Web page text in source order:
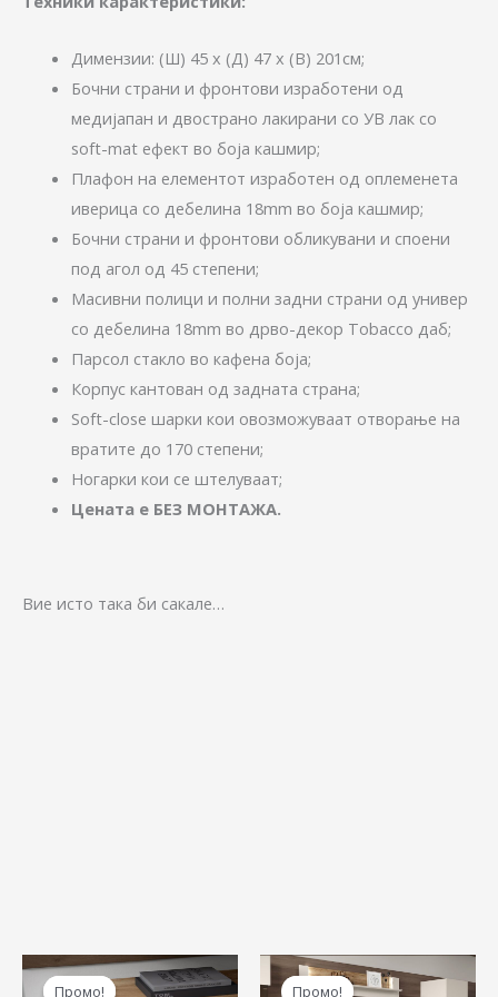
Димензии: (Ш) 45 x (Д) 47 х (В) 201см;
Бочни страни и фронтови изработени од
медијапан и двострано лакирани со УВ лак со
soft-mat ефект во боја кашмир;
Плафон на елементот изработен од оплеменета
иверица со дебелина 18mm во боја кашмир;
Бочни страни и фронтови обликувани и споени
под агол од 45 степени;
Масивни полици и полни задни страни од универ
со дебелина 18mm во дрво-декор Tobacco даб;
Парсол стакло во кафена боја;
Корпус кантован од задната страна;
Soft-close шарки кои овозможуваат отворање на
вратите до 170 степени;
Ногарки кои се штелуваат;
Цената е БЕЗ МОНТАЖА.
Вие исто така би сакале…
Промо!
Промо!
Original
price
Current
price
Промо!
Промо!
Original
price